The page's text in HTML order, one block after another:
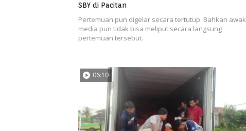
SBY di Pacitan
Pertemuan pun digelar secara tertutup. Bahkan awak
media pun tidak bisa meliput secara langsung
pertemuan tersebut.
06:10